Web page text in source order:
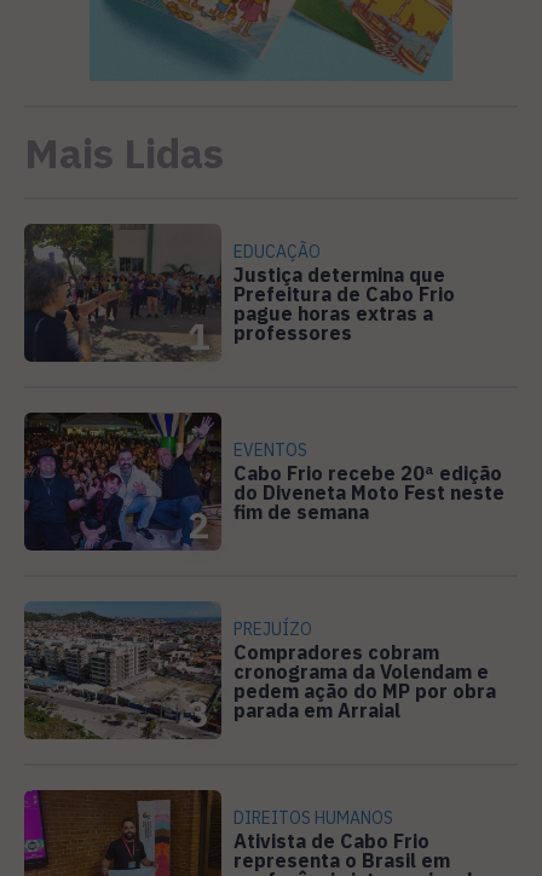
Mais Lidas
1
EDUCAÇÃO
Justiça determina que
Prefeitura de Cabo Frio
pague horas extras a
professores
2
EVENTOS
Cabo Frio recebe 20ª edição
do Diveneta Moto Fest neste
fim de semana
3
PREJUÍZO
Compradores cobram
cronograma da Volendam e
pedem ação do MP por obra
parada em Arraial
DIREITOS HUMANOS
Ativista de Cabo Frio
representa o Brasil em